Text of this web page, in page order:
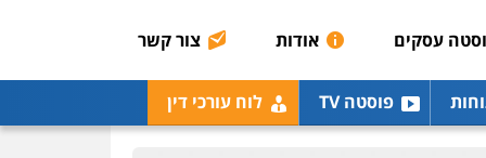
עסקים אודות צור קשר
פוסטה TV לוח עורכי דין
מחיקת כתבות מגוגל
ודחיקת אזכורים שליליים
דין
0522508109